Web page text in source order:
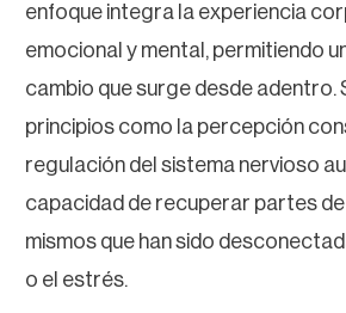
enfoque integra la experiencia
emocional y mental, permitiendo
cambio que surge desde adentro.
principios como la percepción
regulación del sistema nervioso
capacidad de recuperar partes
mismos que han sido
o el estrés.